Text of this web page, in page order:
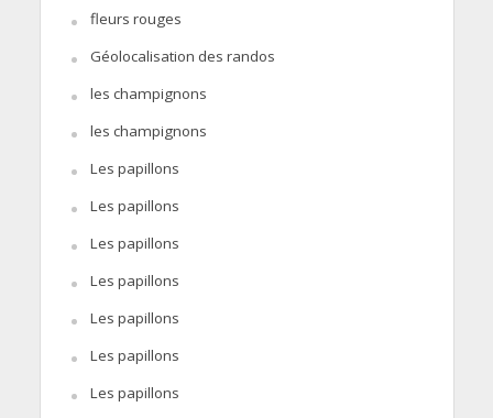
fleurs rouges
Géolocalisation des randos
les champignons
les champignons
Les papillons
Les papillons
Les papillons
Les papillons
Les papillons
Les papillons
Les papillons